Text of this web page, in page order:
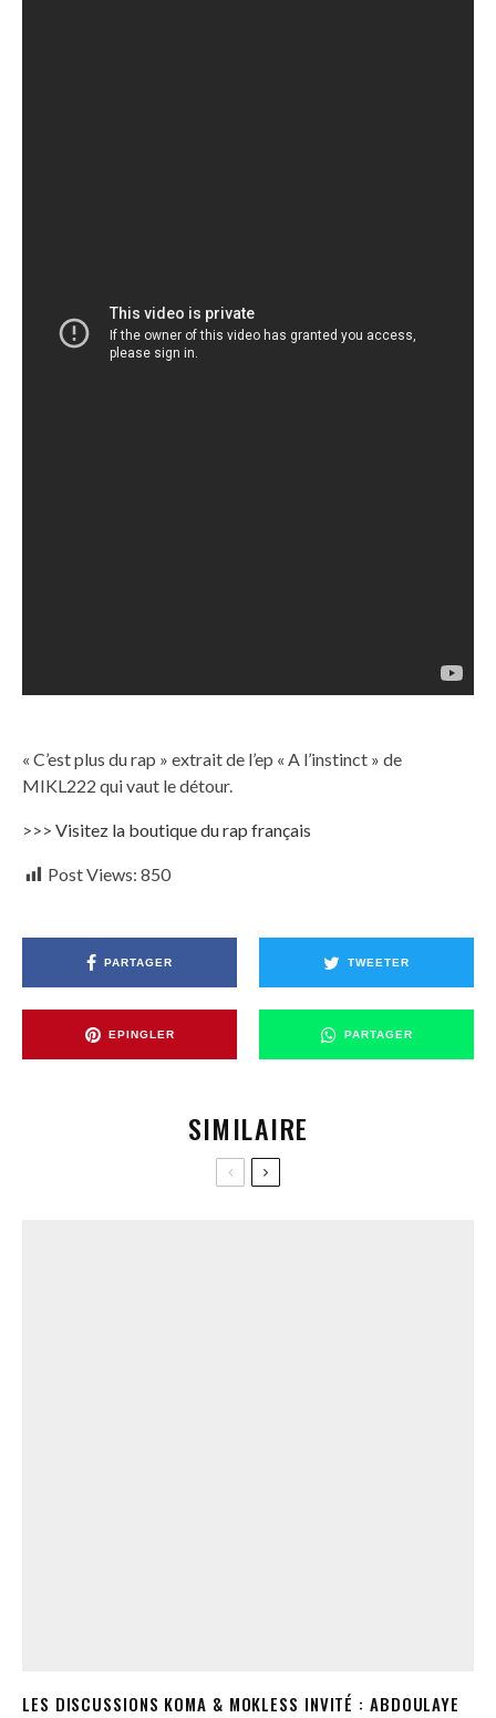
« C’est plus du rap » extrait de l’ep « A l’instinct » de
MIKL222 qui vaut le détour.
>>> Visitez la boutique du rap français
Post Views: 850
PARTAGER TWEETER
EPINGLER PARTAGER
SIMILAIRE
LES DISCUSSIONS KOMA & MOKLESS INVITÉ : ABDOULAYE